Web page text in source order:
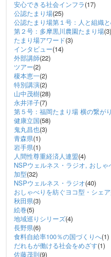
安心できる社会インフラ(17)
公認たまり場(25)
公認たまり場第１号：人と組織
第２号：多摩黒川農園たまり場(3)
たまり場アワード(3)
インタビュー(14)
外部講師(22)
ツアー(2)
榎本恵一(2)
特別講演(2)
山中茂樹(28)
永井洋子(7)
第５号：福岡たまり場 横の繋がり
健康立国(58)
鬼丸昌也(3)
青森県(1)
岩手県(1)
人間性尊重経済人連盟(4)
NSPウェルネス・ラジオ, おし
加型(32)
NSPウェルネス・ラジオ(40)
おしゃべりを紡ぐヨコ型・シェ
秋田県(3)
絵巻(5)
地域巡りシリーズ(4)
長野県(6)
食料自給率100％の国づくりへ(1)
だれもが働ける社会をめざす(1)
佐藤茂則(9)